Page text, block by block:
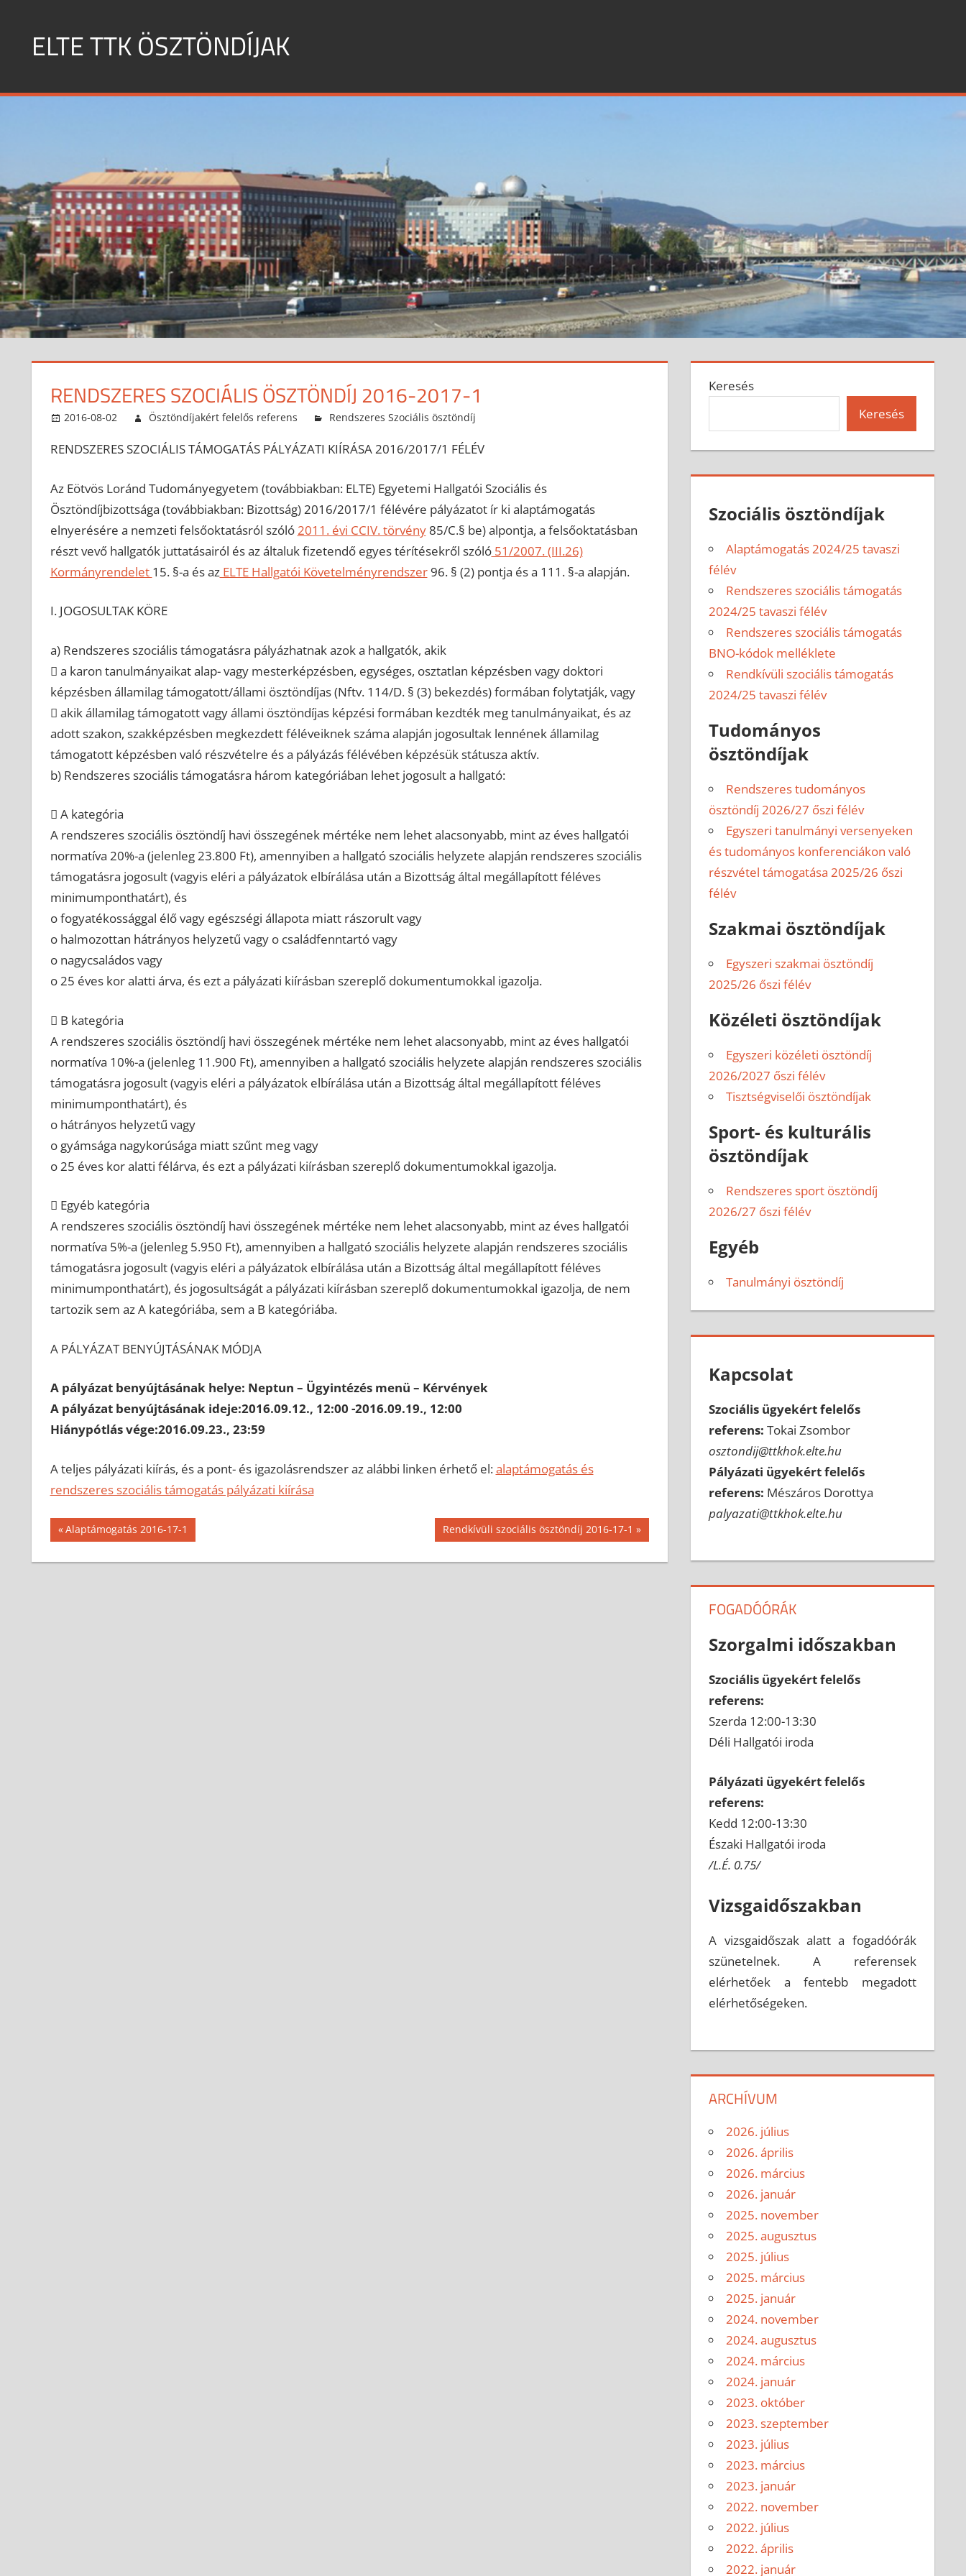
contentELTE TTK ÖSZTÖNDÍJAK
RENDSZERES SZOCIÁLIS ÖSZTÖNDÍJ 2016-2017-1
2016-08-02 Ösztöndíjakért felelős referens Rendszeres Szociális ösztöndíj
RENDSZERES SZOCIÁLIS TÁMOGATÁS PÁLYÁZATI KIÍRÁSA 2016/2017/1 FÉLÉV
Az Eötvös Loránd Tudományegyetem (továbbiakban: ELTE) Egyetemi Hallgatói Szociális és
Ösztöndíjbizottsága (továbbiakban: Bizottság) 2016/2017/1 félévére pályázatot ír ki alaptámogatás
elnyerésére a nemzeti felsőoktatásról szóló2011. évi CCIV. törvény85/C.§ be) alpontja, a felsőoktatásban
részt vevő hallgatók juttatásairól és az általuk fizetendő egyes térítésekről szóló51/2007. (III.26)
Kormányrendelet 15. §-a és azELTE Hallgatói Követelményrendszer96. § (2) pontja és a 111. §-a alapján.
I. JOGOSULTAK KÖRE
a) Rendszeres szociális támogatásra pályázhatnak azok a hallgatók, akik
 a karon tanulmányaikat alap- vagy mesterképzésben, egységes, osztatlan képzésben vagy doktori
képzésben államilag támogatott/állami ösztöndíjas (Nftv. 114/D. § (3) bekezdés) formában folytatják, vagy
 akik államilag támogatott vagy állami ösztöndíjas képzési formában kezdték meg tanulmányaikat, és az
adott szakon, szakképzésben megkezdett féléveiknek száma alapján jogosultak lennének államilag
támogatott képzésben való részvételre és a pályázás félévében képzésük státusza aktív.
b) Rendszeres szociális támogatásra három kategóriában lehet jogosult a hallgató:
 A kategória
A rendszeres szociális ösztöndíj havi összegének mértéke nem lehet alacsonyabb, mint az éves hallgatói
normatíva 20%-a (jelenleg 23.800 Ft), amennyiben a hallgató szociális helyzete alapján rendszeres szociális
támogatásra jogosult (vagyis eléri a pályázatok elbírálása után a Bizottság által megállapított féléves
minimumponthatárt), és
o fogyatékossággal élő vagy egészségi állapota miatt rászorult vagy
o halmozottan hátrányos helyzetű vagy o családfenntartó vagy
o nagycsaládos vagy
o 25 éves kor alatti árva, és ezt a pályázati kiírásban szereplő dokumentumokkal igazolja.
 B kategória
A rendszeres szociális ösztöndíj havi összegének mértéke nem lehet alacsonyabb, mint az éves hallgatói
normatíva 10%-a (jelenleg 11.900 Ft), amennyiben a hallgató szociális helyzete alapján rendszeres szociális
támogatásra jogosult (vagyis eléri a pályázatok elbírálása után a Bizottság által megállapított féléves
minimumponthatárt), és
o hátrányos helyzetű vagy
o gyámsága nagykorúsága miatt szűnt meg vagy
o 25 éves kor alatti félárva, és ezt a pályázati kiírásban szereplő dokumentumokkal igazolja.
 Egyéb kategória
A rendszeres szociális ösztöndíj havi összegének mértéke nem lehet alacsonyabb, mint az éves hallgatói
normatíva 5%-a (jelenleg 5.950 Ft), amennyiben a hallgató szociális helyzete alapján rendszeres szociális
támogatásra jogosult (vagyis eléri a pályázatok elbírálása után a Bizottság által megállapított féléves
minimumponthatárt), és jogosultságát a pályázati kiírásban szereplő dokumentumokkal igazolja, de nem
tartozik sem az A kategóriába, sem a B kategóriába.
A PÁLYÁZAT BENYÚJTÁSÁNAK MÓDJA
A pályázat benyújtásának helye: Neptun – Ügyintézés menü – Kérvények
A pályázat benyújtásának ideje:2016.09.12., 12:00 -2016.09.19., 12:00
Hiánypótlás vége:2016.09.23., 23:59
A teljes pályázati kiírás, és a pont- és igazolásrendszer az alábbi linken érhető el:alaptámogatás és
rendszeres szociális támogatás pályázati kiírása
Bejegyzés
navigáció
Previous
Post:
Alaptámogatás 2016-17-1
Next
Post:
Rendkívüli szociális ösztöndíj 2016-17-1
Keresés
Keresés
Szociális ösztöndíjak
Alaptámogatás 2024/25 tavaszi
félév
Rendszeres szociális támogatás
2024/25 tavaszi félév
Rendszeres szociális támogatás
BNO-kódok melléklete
Rendkívüli szociális támogatás
2024/25 tavaszi félév
Tudományos
ösztöndíjak
Rendszeres tudományos
ösztöndíj 2026/27 őszi félév
Egyszeri tanulmányi versenyeken
és tudományos konferenciákon való
részvétel támogatása 2025/26 őszi
félév
Szakmai ösztöndíjak
Egyszeri szakmai ösztöndíj
2025/26 őszi félév
Közéleti ösztöndíjak
Egyszeri közéleti ösztöndíj
2026/2027 őszi félév
Tisztségviselői ösztöndíjak
Sport- és kulturális
ösztöndíjak
Rendszeres sport ösztöndíj
2026/27 őszi félév
Egyéb
Tanulmányi ösztöndíj
Kapcsolat
Szociális ügyekért felelős
referens: Tokai Zsombor
osztondij@ttkhok.elte.hu
Pályázati ügyekért felelős
referens: Mészáros Dorottya
palyazati@ttkhok.elte.hu
FOGADÓÓRÁK
Szorgalmi időszakban
Szociális ügyekért felelős
referens:
Szerda 12:00-13:30
Déli Hallgatói iroda
Pályázati ügyekért felelős
referens:
Kedd 12:00-13:30
Északi Hallgatói iroda
/L.É. 0.75/
Vizsgaidőszakban
A vizsgaidőszak alatt a fogadóórák
szünetelnek. A referensek
elérhetőek a fentebb megadott
elérhetőségeken.
ARCHÍVUM
2026. július
2026. április
2026. március
2026. január
2025. november
2025. augusztus
2025. július
2025. március
2025. január
2024. november
2024. augusztus
2024. március
2024. január
2023. október
2023. szeptember
2023. július
2023. március
2023. január
2022. november
2022. július
2022. április
2022. január